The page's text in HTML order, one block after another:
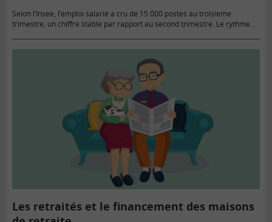
Selon l’Insee, l’emploi salarié a cru de 15 000 postes au troisième
trimestre, un chiffre stable par rapport au second trimestre. Le rythme
Les retraités et le financement des maisons